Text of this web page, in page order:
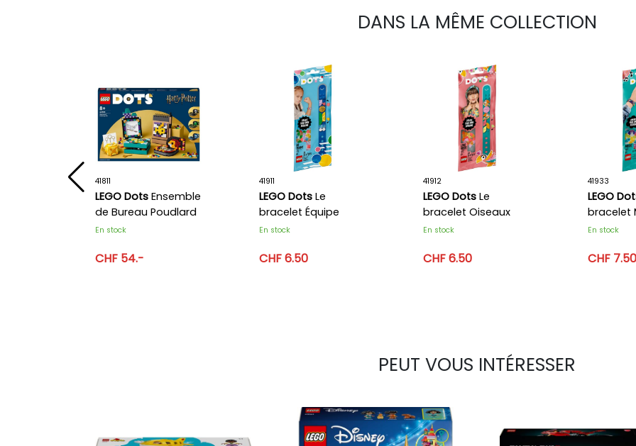
DANS LA MÊME COLLECTION
41811
LEGO DotsEnsemble
de Bureau Poudlard
En stock
CHF 54.-
41911
LEGO Dots Le
bracelet Équipe
En stock
CHF 6.50
41912
LEGO Dots Le
bracelet Oiseaux
amoureux
En stock
CHF 6.50
41933
LEGO
bracelet
En stock
CHF 7.50
PEUT VOUS INTÉRESSER